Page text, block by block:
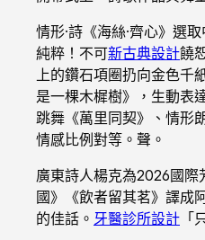
情形·詩《海絲·齊心》選
純粹！不可新古典設計饒
上的鑽石項圈扔向金色千
是一棵木樨樹》，生動表
跳舞《萬里同契》、情形
情感比例對等。聲。
廣東詩人楊克為2026國際
國》《飲者留其茗》譯成
的佳話。 牙醫診所設計 「